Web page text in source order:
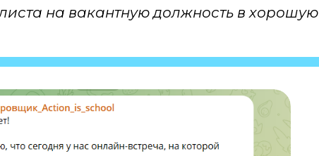
на вакантную должность в хорошую